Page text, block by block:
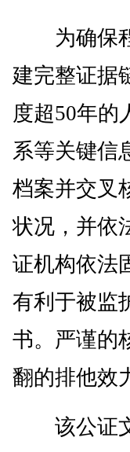
为确保程
建完整证据
度超50年的
系等关键信
档案并交叉
状况，并依
证机构依法
有利于被监
书。严谨的
翻的排他效
该公证文